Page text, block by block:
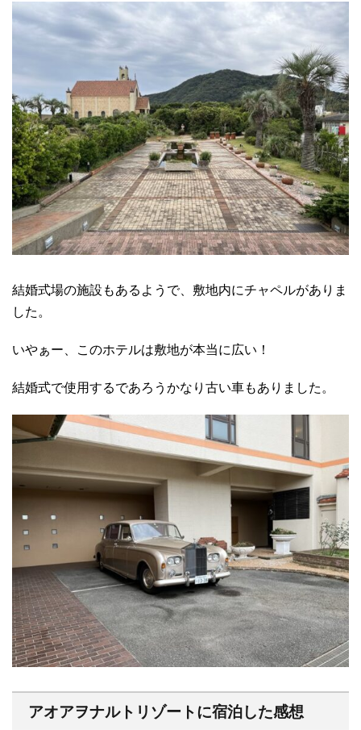
結婚式場の施設もあるようで、敷地内にチャペルがありま
した。
いやぁー、このホテルは敷地が本当に広い！
結婚式で使用するであろうかなり古い車もありました。
アオアヲナルトリゾートに宿泊した感想